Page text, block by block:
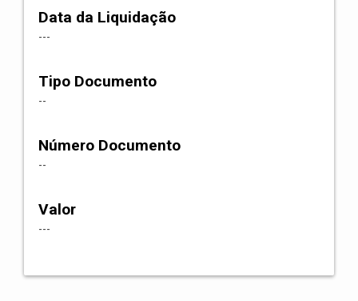
Data da Liquidação
---
Tipo Documento
--
Número Documento
--
Valor
---